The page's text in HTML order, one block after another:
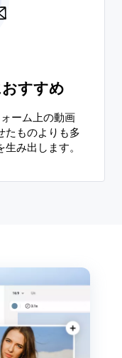
すすめ
ーム上の動画
たものよりも多
み出します。